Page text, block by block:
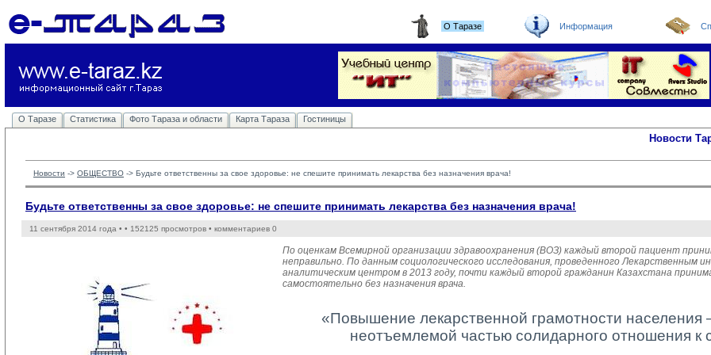
О Таразе Информация
О Таразе Статистика Фото Тараза и области Карта Тараза Гостиницы
Новости
Новости -> ОБЩЕСТВО -> Будьте ответственны за свое здоровье: не спешите принимать лекарства без назначения врача!
Будьте ответственны за свое здоровье: не спешите принимать лекарства без назначения врача!
11 сентября 2014 года • • 152125 просмотров • комментариев 0
По оценкам Всемирной организации здравоохранения (ВОЗ) каждый второй пациент
неправильно. По данным социологического исследования, проведенного Лекарственным
аналитическим центром в 2013 году, почти каждый второй гражданин Казахстана
самостоятельно без назначения врача.
«Повышение лекарственной грамотности населения
неотъемлемой частью солидарного отношения к